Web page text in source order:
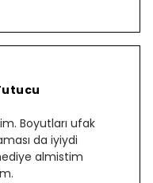
Boyutları ufak
da iyiydi
almistim